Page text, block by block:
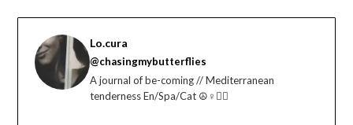
Lo.cura
@chasingmybutterflies
A journal of be-coming // Mediterranean
tenderness En/Spa/Cat ☮️♀️🏳️‍🌈